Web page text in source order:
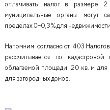
оплачивать налог в размере
муниципальные органы могут
пределах 0–0,3 % для
Напомним: согласно ст. 403
рассчитывается по
облагаемой площади: 20 кв. м
для загородных домов.